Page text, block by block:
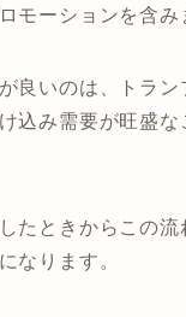
モーションを含み
良いのは、トラン
込み需要が旺盛な
たときからこの
なります。